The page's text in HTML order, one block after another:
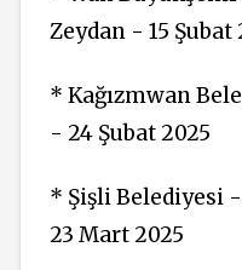
Zeydan - 15 Şubat
* Kağızmwan
- 24 Şubat 2025
* Şişli Belediyesi
23 Mart 2025